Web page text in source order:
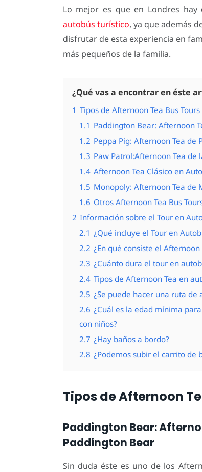
Lo mejor es que en Londres
autobús turístico, ya que además
disfrutar de esta experiencia en
más pequeños de la familia.
¿Qué vas a encontrar en éste
1 Tipos de Afternoon Tea Bus
1.1 Paddington Bear: Afternoon
1.2 Peppa Pig: Afternoon Tea de
1.3 Paw Patrol:Afternoon Tea de
1.4 Afternoon Tea Clásico en
1.5 Monopoly: Afternoon Tea de
1.6 Otros Afternoon Tea Bus
2 Información sobre el Tour en
2.1 ¿Qué incluye el Tour en
2.2 ¿En qué consiste el
2.3 ¿Cuánto dura el tour en
2.4 Tipos de Afternoon Tea en
2.5 ¿Se puede hacer una ruta de
2.6 ¿Cuál es la edad mínima
con niños?
2.7 ¿Hay baños a bordo?
2.8 ¿Podemos subir el carrito de
Tipos de Afternoon
Paddington Bear:
Paddington Bear
Sin duda éste es uno de los